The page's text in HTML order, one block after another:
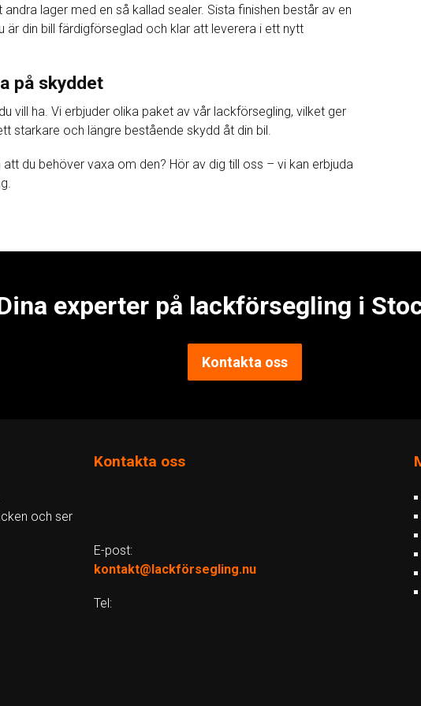
lager med en så kallad sealer. Sista finishen består av en
är din bill färdigförseglad och klar att leverera i ett nytt
på skyddet
vill ha. Vi erbjuder olika paket av vår lackförsegling, vilket ger
starkare och längre bestående skydd åt din bil.
att du behöver vaxa om den? Hör av dig till oss – vi kan erbjuda
experter på lackförsegling i
Kontakta oss
och ser
Kontakta oss
E-post:
kontakt@lackförsegling.nu
Tel: